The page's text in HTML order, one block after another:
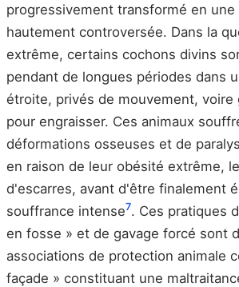
progressivement transformé en une
hautement controversée. Dans la
extrême, certains cochons divins
pendant de longues périodes dans
étroite, privés de mouvement, voire
pour engraisser. Ces animaux
déformations osseuses et de
en raison de leur obésité extrême,
d'escarres, avant d'être finalement
souffrance intense7. Ces pratiques
en fosse » et de gavage forcé sont
associations de protection animale
façade » constituant une